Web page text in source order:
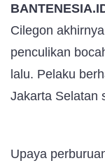
Cilegon
penculikan
lalu. Pelaku
Jakarta Selatan
Upaya